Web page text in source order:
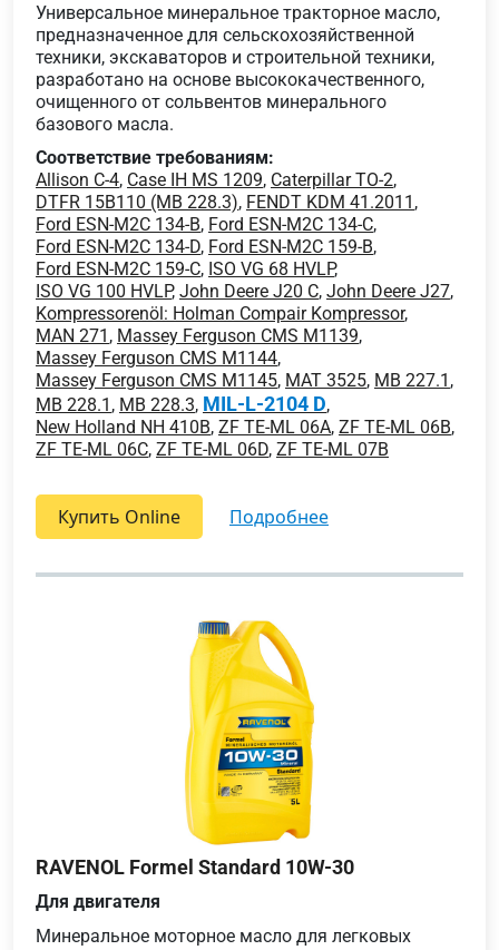
Универсальное минеральное тракторное масло,
предназначенное для сельскохозяйственной
техники, экскаваторов и строительной техники,
разработано на основе высококачественного,
очищенного от сольвентов минерального
базового масла.
Соответствие требованиям:
Allison C-4, Case IH MS 1209, Caterpillar TO-2,
DTFR 15B110 (MB 228.3), FENDT KDM 41.2011 ,
Ford ESN-M2C 134-B, Ford ESN-M2C 134-C,
Ford ESN-M2C 134-D, Ford ESN-M2C 159-B,
Ford ESN-M2C 159-C, ISO VG 68 HVLP,
ISO VG 100 HVLP, John Deere J20 C, John Deere J27,
Kompressorenöl: Holman Compair Kompressor,
MAN 271 , Massey Ferguson CMS M1139,
Massey Ferguson CMS M1144,
Massey Ferguson CMS M1145, MAT 3525, MB 227.1 ,
MB 228.1 , MB 228.3, MIL-L-2104 D,
New Holland NH 410B, ZF TE-ML 06A, ZF TE-ML 06B,
ZF TE-ML 06C, ZF TE-ML 06D, ZF TE-ML 07B
Купить Online подробнее
RAVENOL Formel Standard 10W-30
Для двигателя
Минеральное моторное масло для легковых